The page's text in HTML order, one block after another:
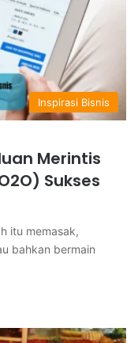
Inspirasi Bisnis
Merintis
Sukses
itu memasak,
bahkan bermain